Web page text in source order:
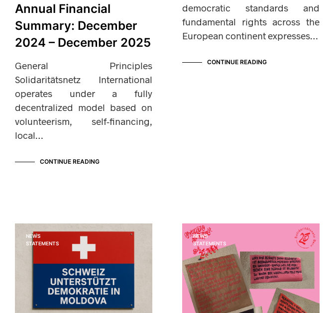
Annual Financial
Summary: December
2024 – December 2025
General Principles
Solidaritätsnetz International
operates under a fully
decentralized model based on
volunteerism, self-financing,
local…
CONTINUE READING
democratic standards and
fundamental rights across the
European continent expresses…
CONTINUE READING
NEWS
STATEMENTS
NEWS
STATEMENTS